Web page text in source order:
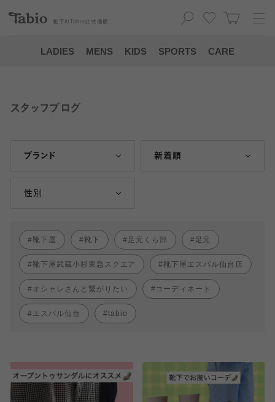
靴下の Tabio 公式通販
LADIES MENS KIDS SPORTS CARE
スタッフブログ
ブランド 新着順
性別
靴下屋 靴下 足元くら部 足元
靴下屋武蔵小杉東急スクエア 靴下屋エスパル仙台店
オシャレさんと繋がりたい コーディネート
エスパル仙台 tabio